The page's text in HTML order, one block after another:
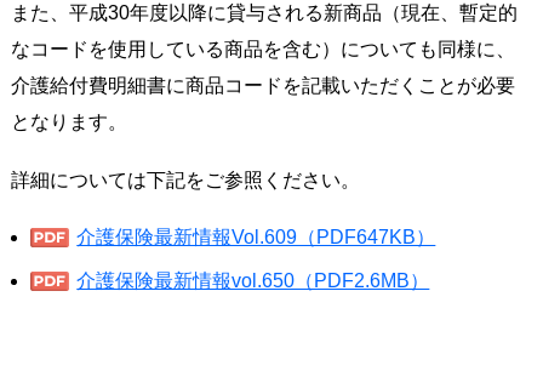
また、平成30年度以降に貸与される新商品（現在、暫定的
なコードを使用している商品を含む）についても同様に、
介護給付費明細書に商品コードを記載いただくことが必要
となります。
詳細については下記をご参照ください。
介護保険最新情報Vol.609（PDF647KB）
介護保険最新情報vol.650（PDF2.6MB）